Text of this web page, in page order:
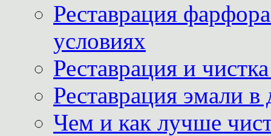
Реставрация
условиях
Реставрация и
Реставрация эмали
Чем и как лучше